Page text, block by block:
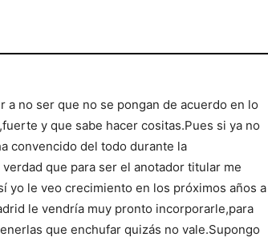
no ser que no se pongan de acuerdo en lo
y que sabe hacer cositas.Pues si ya no
convencido del todo durante la
que para ser el anotador titular me
yo le veo crecimiento en los próximos años a
le vendría muy pronto incorporarle,para
que enchufar quizás no vale.Supongo